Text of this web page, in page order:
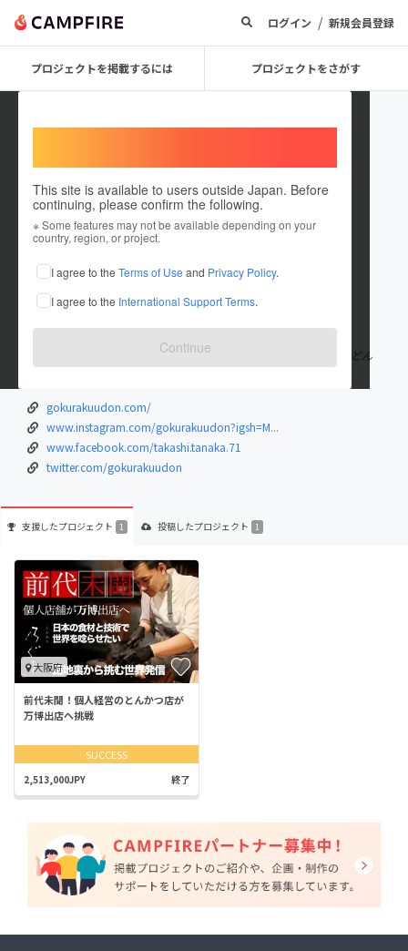
ログイン / 新規会員登録
プロジェクトを掲載するには プロジェクトをさがす
This site is available to users outside Japan. Before
continuing, please confirm the following.
※ Some features may not be available depending on your
country, region, or project.
I agree to the Terms of Use and Privacy Policy.
I agree to the International Support Terms.
Continue
takatakakyo
これまでに1回支援して1件のプロジェクトを投稿しています
在住国：日本 現在地：大阪府
出身国：日本 出身地：未設定
大阪で「極楽うどんTKU」をはじめ、4店舗を経営している極楽うどん
グループの代表をしております。
gokurakuudon.com/
www.instagram.com/gokurakuudon?igsh=M...
www.facebook.com/takashi.tanaka.71
twitter.com/gokurakuudon
支援したプロジェクト 1 投稿したプロジェクト 1
大阪府
前代未聞！個人経営のとんかつ店が
万博出店へ挑戦
SUCCESS
2,513,000JPY 終了